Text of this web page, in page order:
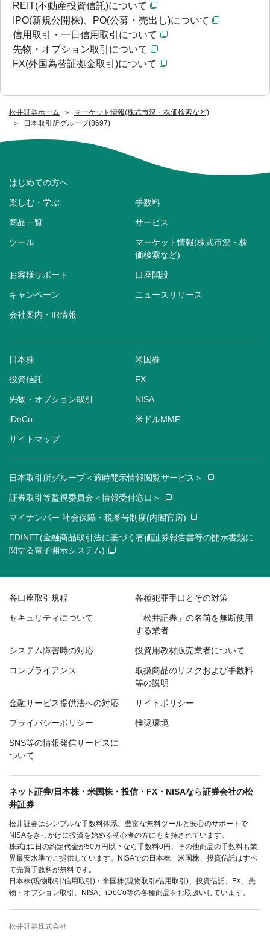
松井証券ホーム
マーケット情報(株式市況・株価検索など)
日本取引所グループ(8697)
REIT(不動産投資信託)について
IPO(新規公開株)、PO(公募・売出し)について
信用取引・一日信用取引について
先物・オプション取引について
FX(外国為替証拠金取引)について
はじめての方へ
楽しむ・学ぶ 手数料
商品一覧 サービス
ツール
マーケット情報(株式市況・株
価検索など)
お客様サポート 口座開設
キャンペーン ニュースリリース
会社案内・IR情報
日本株 米国株
投資信託 FX
先物・オプション取引 NISA
iDeCo 米ドルMMF
サイトマップ
日本取引所グループ＜適時開示情報閲覧サービス＞
証券取引等監視委員会＜情報受付窓口＞
マイナンバー 社会保障・税番号制度(内閣官房)
EDINET(金融商品取引法に基づく有価証券報告書等の開示書類に
関する電子開示システム)
各口座取引規程 各種犯罪手口とその対策
セキュリティについて
「松井証券」の名前を無断使用
する業者
システム障害時の対応 投資用教材販売業者について
コンプライアンス
取扱商品のリスクおよび手数料
等の説明
金融サービス提供法への対応 サイトポリシー
プライバシーポリシー 推奨環境
SNS等の情報発信サービスに
ついて
ネット証券/日本株・米国株・投信・FX・NISAなら証券会社の松
井証券
松井証券はシンプルな手数料体系、豊富な無料ツールと安心のサポートで
NISAをきっかけに投資を始める初心者の方にも支持されています。
株式は1日の約定代金が50万円以下なら手数料0円、その他商品の手数料も業
界最安水準でご提供しています。NISAでの日本株、米国株、投資信託はすべ
て売買手数料が無料です。
日本株(現物取引/信用取引)・米国株(現物取引/信用取引)、投資信託、FX、先
物・オプション取引、NISA、iDeCo等の各種商品をお取扱いしています。
松井証券株式会社